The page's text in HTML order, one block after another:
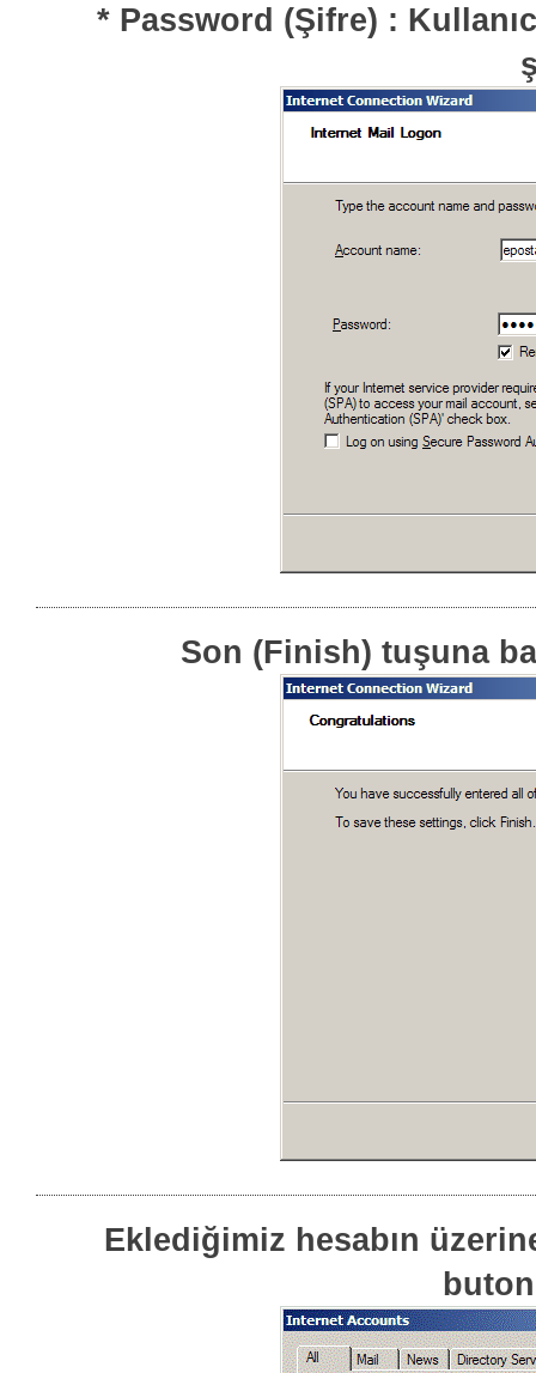
* Password (Şifre) :
Son (Finish) tuşuna
Eklediğimiz hesabın